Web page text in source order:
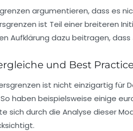
argumentieren, dass es
ist Teil einer breiteren
Aufklärung dazu beitragen, dass
und Best
ist nicht einzigartig für
haben beispielsweise einige
sich durch die Analyse dieser